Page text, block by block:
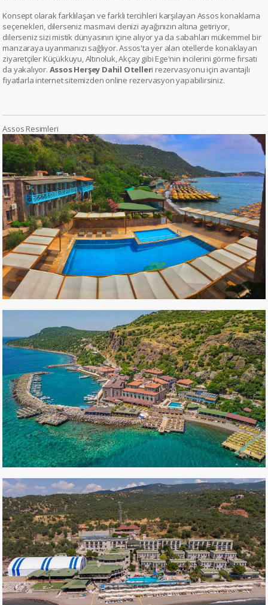
Konsept olarak farklılaşan ve farklı tercihleri karşılayan Assos konaklama
seçenekleri, dilerseniz masmavi denizi ayağınızın altına getiriyor,
dilerseniz sizi mistik dünyasının içine alıyor ya da sabahları mükemmel bir
manzaraya uyanmanızı sağlıyor. Assos'ta yer alan otellerde konaklayan
ziyaretçiler Küçükkuyu, Altınoluk, Akçay gibi Ege'nin incilerini görme fırsatı
da yakalıyor. Assos Herşey Dahil Otelleri rezervasyonu için avantajlı
fiyatlarla internet sitemizden online rezervasyon yapabilirsiniz.
Assos Resimleri